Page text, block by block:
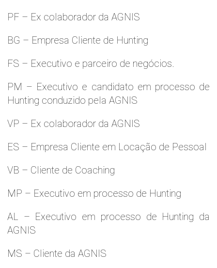
PF – Ex colaborador da AGNIS
BG – Empresa Cliente de Hunting
FS – Executivo e parceiro de negócios.
PM – Executivo e candidato em processo de
Hunting conduzido pela AGNIS
VP – Ex colaborador da AGNIS
ES – Empresa Cliente em Locação de Pessoal
VB – Cliente de Coaching
MP – Executivo em processo de Hunting
AL – Executivo em processo de Hunting da
AGNIS
MS – Cliente da AGNIS